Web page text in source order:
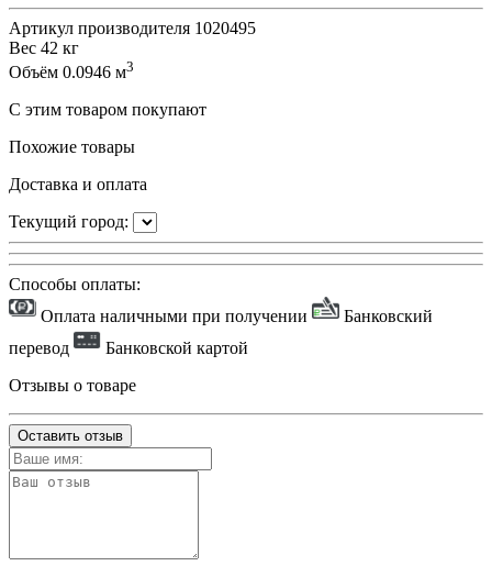
Артикул производителя 1020495
Вес 42 кг
Объём 0.0946 м3
С этим товаром покупают
Похожие товары
Доставка и оплата
Текущий город:
Способы оплаты:
Оплата наличными при получении
Банковский
перевод
Банковской картой
Отзывы о товаре
Оставить отзыв